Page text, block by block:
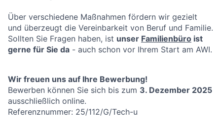
Über verschiedene Maßnahmen fördern wir gezielt
und überzeugt die Vereinbarkeit von Beruf und Familie.
Sollten Sie Fragen haben, ist unser Familienbüro ist
gerne für Sie da - auch schon vor Ihrem Start am AWI.
Wir freuen uns auf Ihre Bewerbung!
Bewerben können Sie sich bis zum 3. Dezember 2025
ausschließlich online.
Referenznummer: 25/112/G/Tech-u